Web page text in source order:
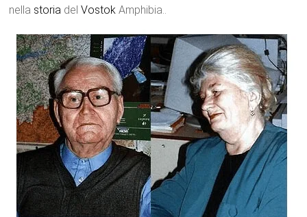
nella storia delVostok Amphibia..